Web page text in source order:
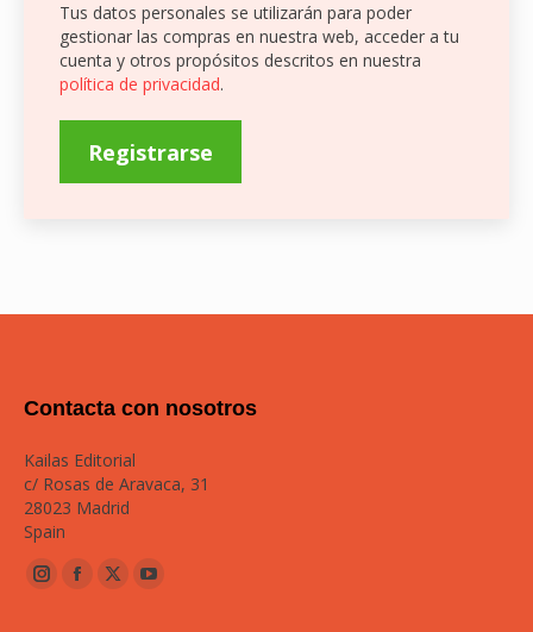
Tus datos personales se utilizarán para poder
gestionar las compras en nuestra web, acceder a tu
cuenta y otros propósitos descritos en nuestra
política de privacidad.
Registrarse
Contacta con nosotros
Kailas Editorial
c/ Rosas de Aravaca, 31
28023 Madrid
Spain
Instagram
Facebook
TwitterYouTube